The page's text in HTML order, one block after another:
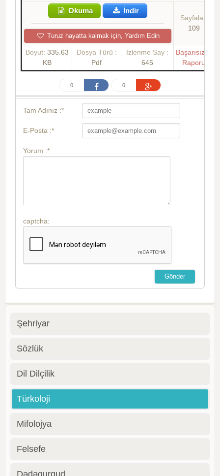
Okuma İndir
Turuz hayatta kalmak için, Yardım Edin
Sayfalar:
109
Boyut: 335.63
KB
Dosya Türü :
Pdf
İzlenme Say :
645
Başarısızlık
Raporu
0 0
Tam Adınız :*
E-Posta :*
Yorum :*
captcha:
Şehriyar
Sözlük
Dil Dilçilik
Türkoloji
Mifolojya
Felsefe
Dədəqurqud